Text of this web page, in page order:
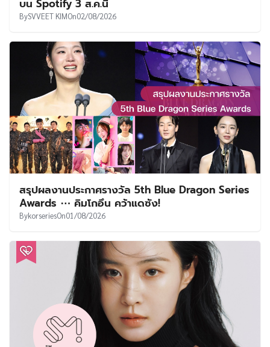
บน Spotify 3 ส.ค.นี้
BySVVEET KIMOn02/08/2026
สรุปผลงานประกาศรางวัล 5th Blue Dragon Series
Awards ⋯ คิมโกอึน คว้าแดซัง!
BykorseriesOn01/08/2026